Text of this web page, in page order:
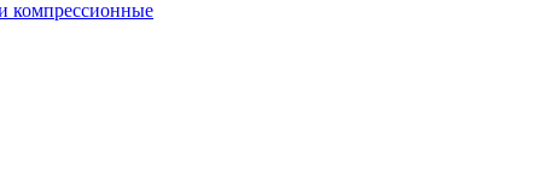
компрессионные